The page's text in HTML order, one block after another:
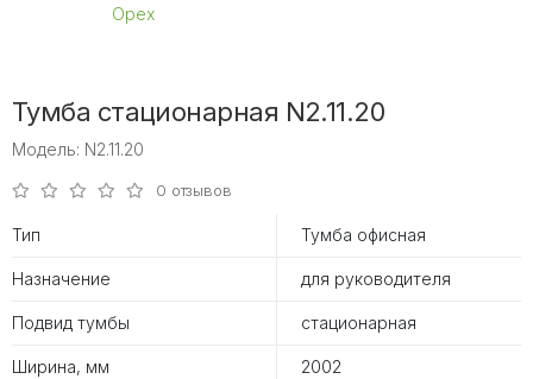
Орех
Тумба стационарная N2.11.20
Модель: N2.11.20
0 отзывов
Тип Тумба офисная
Назначение для руководителя
Подвид тумбы стационарная
Ширина, мм 2002